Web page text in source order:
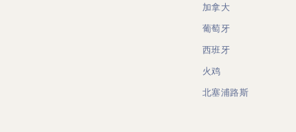
加拿大
葡萄牙
西班牙
火鸡
北塞浦路斯